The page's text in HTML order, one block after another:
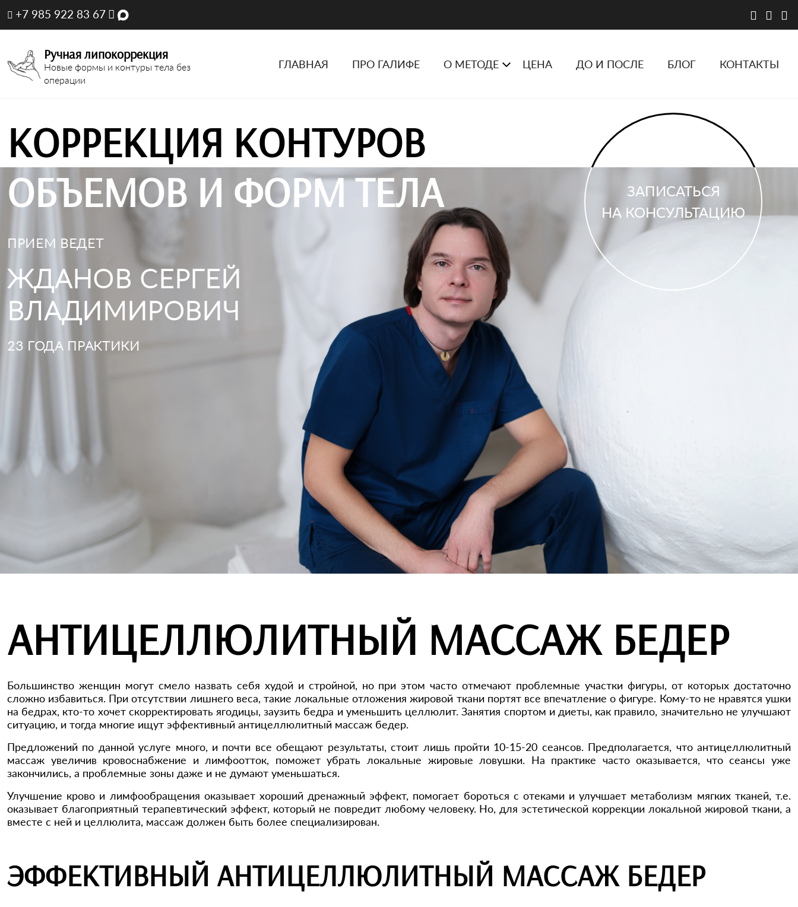
+7 985 922 83 67
Ручная липокоррекция
Новые формы и контуры тела без
операции
ГЛАВНАЯ ПРО ГАЛИФЕ О МЕТОДЕ ЦЕНА ДО И ПОСЛЕ БЛОГ КОНТАКТЫ
КОРРЕКЦИЯ КОНТУРОВ
ОБЪЕМОВ И ФОРМ ТЕЛА
ПРИЕМ ВЕДЕТ
ЖДАНОВ СЕРГЕЙ
ВЛАДИМИРОВИЧ
23 ГОДА ПРАКТИКИ
ЗАПИСАТЬСЯ
НА КОНСУЛЬТАЦИЮ
АНТИЦЕЛЛЮЛИТНЫЙ МАССАЖ БЕДЕР
Большинство женщин могут смело назвать себя худой и стройной, но при этом часто отмечают проблемные участки фигуры, от которых достаточно
сложно избавиться. При отсутствии лишнего веса, такие локальные отложения жировой ткани портят все впечатление о фигуре. Кому-то не нравятся ушки
на бедрах, кто-то хочет скорректировать ягодицы, заузить бедра и уменьшить целлюлит. Занятия спортом и диеты, как правило, значительно не улучшают
ситуацию, и тогда многие ищут эффективный антицеллюлитный массаж бедер.
Предложений по данной услуге много, и почти все обещают результаты, стоит лишь пройти 10-15-20 сеансов. Предполагается, что антицеллюлитный
массаж увеличив кровоснабжение и лимфоотток, поможет убрать локальные жировые ловушки. На практике часто оказывается, что сеансы уже
закончились, а проблемные зоны даже и не думают уменьшаться.
Улучшение крово и лимфообращения оказывает хороший дренажный эффект, помогает бороться с отеками и улучшает метаболизм мягких тканей, т.е.
оказывает благоприятный терапевтический эффект, который не повредит любому человеку. Но, для эстетической коррекции локальной жировой ткани, а
вместе с ней и целлюлита, массаж должен быть более специализирован.
ЭФФЕКТИВНЫЙ АНТИЦЕЛЛЮЛИТНЫЙ МАССАЖ БЕДЕР